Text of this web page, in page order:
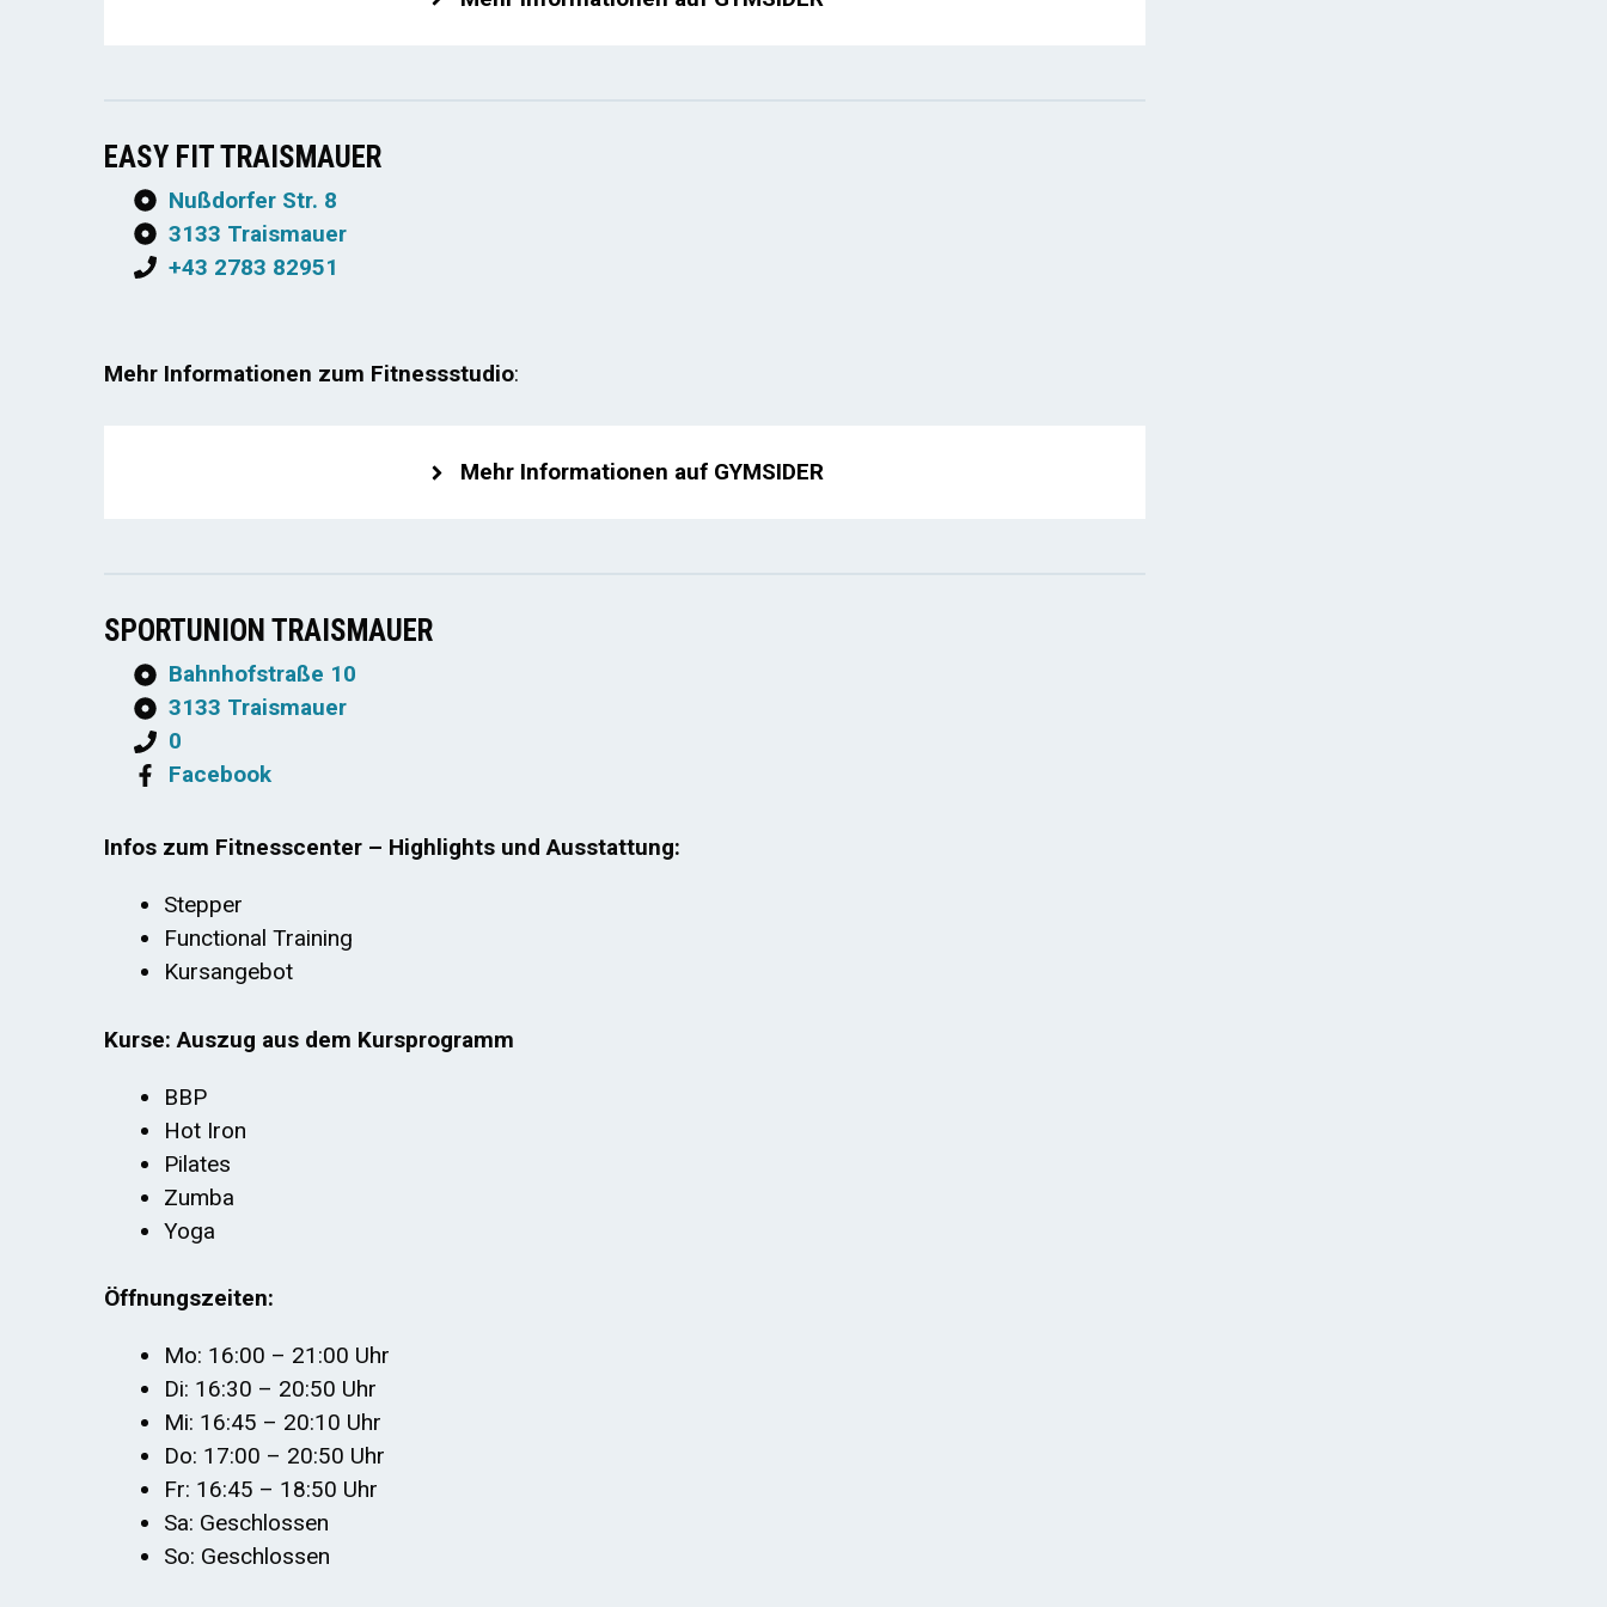
EASY FIT TRAISMAUER
Nußdorfer Str. 8
3133 Traismauer
+43 2783 82951
Mehr Informationen zum Fitnessstudio:
Mehr Informationen auf GYMSIDER
SPORTUNION TRAISMAUER
Bahnhofstraße 10
3133 Traismauer
0
Facebook
Infos zum Fitnesscenter – Highlights und Ausstattung:
Stepper
Functional Training
Kursangebot
Kurse: Auszug aus dem Kursprogramm
BBP
Hot Iron
Pilates
Zumba
Yoga
Öffnungszeiten:
Mo: 16:00 – 21:00 Uhr
Di: 16:30 – 20:50 Uhr
Mi: 16:45 – 20:10 Uhr
Do: 17:00 – 20:50 Uhr
Fr: 16:45 – 18:50 Uhr
Sa: Geschlossen
So: Geschlossen